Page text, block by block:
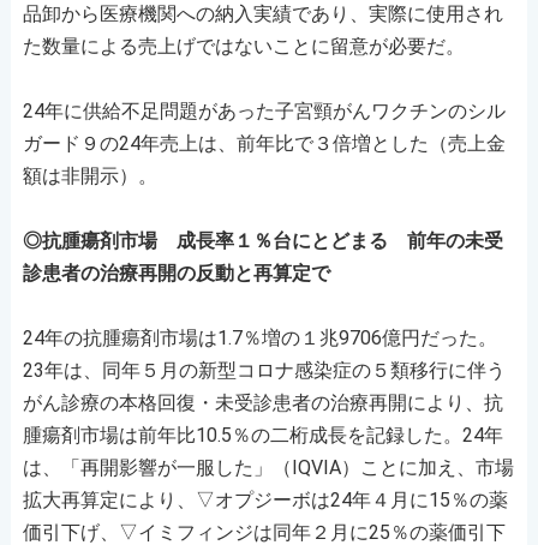
品卸から医療機関への納入実績であり、実際に使用され
た数量による売上げではないことに留意が必要だ。
24年に供給不足問題があった子宮頸がんワクチンのシル
ガード９の24年売上は、前年比で３倍増とした（売上金
額は非開示）。
◎抗腫瘍剤市場 成長率１％台にとどまる 前年の未受
診患者の治療再開の反動と再算定で
24年の抗腫瘍剤市場は1.7％増の１兆9706億円だった。
23年は、同年５月の新型コロナ感染症の５類移行に伴う
がん診療の本格回復・未受診患者の治療再開により、抗
腫瘍剤市場は前年比10.5％の二桁成長を記録した。24年
は、「再開影響が一服した」（IQVIA）ことに加え、市場
拡大再算定により、▽オプジーボは24年４月に15％の薬
価引下げ、▽イミフィンジは同年２月に25％の薬価引下